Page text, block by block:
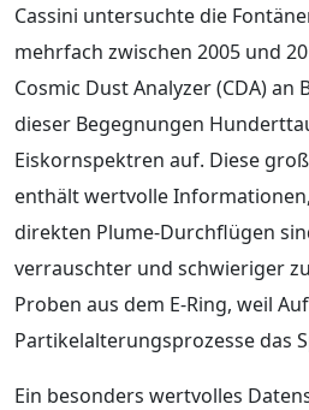
Cassini untersuchte die
mehrfach zwischen 2005 und
Cosmic Dust Analyzer (CDA)
dieser Begegnungen
Eiskornspektren auf. Diese
enthält wertvolle
direkten Plume-Durchflügen
verrauschter und schwieriger
Proben aus dem E-Ring, weil
Partikelalterungsprozesse das
Ein besonders wertvolles